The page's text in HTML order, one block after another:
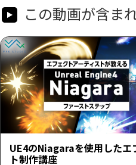
この動画が含ま
UE4のNiagaraを使用したエ
ト制作講座